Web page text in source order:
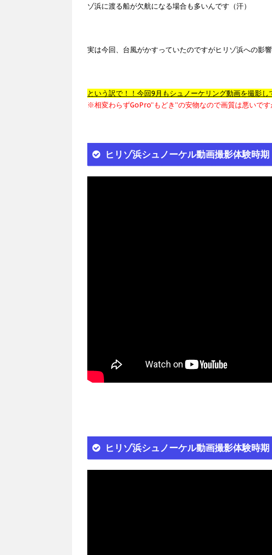
ゾ浜に渡る船が欠航になる場合も多いんです（汗）
実は今回、台風がかすっていたのですがヒリゾ浜への影
という訳で！！今回9月もシュノーケリング動画を撮影
※相変わらずGoPro”もどき”の安物なので画質は悪いです
ヒリゾ浜シュノーケル動画撮影体験時
ヒリゾ浜シュノーケル動画撮影体験時